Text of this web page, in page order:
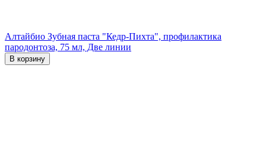
Алтайбио Зубная паста "Кедр-Пихта", профилактика
пародонтоза, 75 мл, Две линии
В корзину